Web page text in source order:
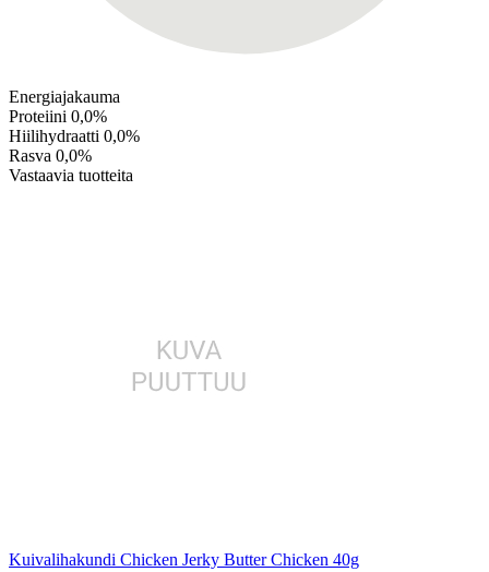
Energiajakauma
Proteiini 0,0%
Hiilihydraatti 0,0%
Rasva 0,0%
Vastaavia tuotteita
Kuivalihakundi Chicken Jerky Butter Chicken 40g